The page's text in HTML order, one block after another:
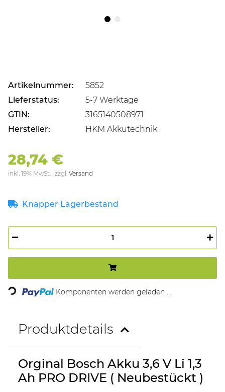
Artikelnummer:
5852
Lieferstatus:
5-7 Werktage
GTIN:
3165140508971
Hersteller:
HKM Akkutechnik
28,74 €
inkl. 19% MwSt. , zzgl. Versand
Knapper Lagerbestand
Loading... Komponenten werden geladen ...
Produktdetails
Orginal Bosch Akku 3,6 V Li 1,3
Ah PRO DRIVE ( Neubestückt )